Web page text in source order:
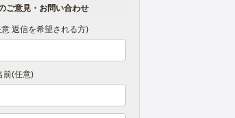
ご意見・お問い合わせ
返信を希望される方)
前(任意)